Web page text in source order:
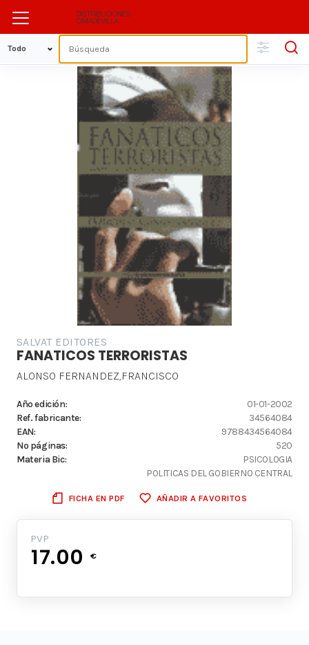
SALVAT EDITORES
FANATICOS TERRORISTAS
ALONSO FERNANDEZ,FRANCISCO
Año edición:
01-01-2002
Ref. fabricante:
34564084
EAN:
9788434564084
Nº páginas:
520
Materia Bic:
PSICOLOGIA
POLITICAS DEL GOBIERNO CENTRAL
FICHA EN PDF AÑADIR A FAVORITOS
PVP
17.00 €